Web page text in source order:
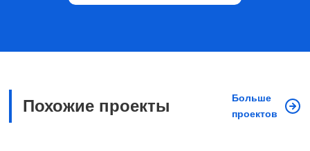
Похожие проекты
Больше
проектов